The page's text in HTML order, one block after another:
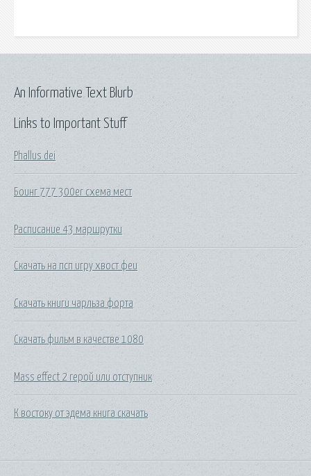
Links to Important Stuff
Phallus dei
Боинг 777 300er схема мест
Расписание 43 маршрутки
Скачать на псп игру хвост феи
Скачать книги чарльза форта
Скачать фильм в качестве 1080
Mass effect 2 герой или отступник
К востоку от эдема книга скачать
An Informative Text Blurb